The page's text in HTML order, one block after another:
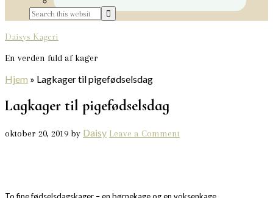
Daisys Kageri
En verden fuld af kager
Hjem » Lagkager til pigefødselsdag
Lagkager til pigefødselsdag
oktober 20, 2019 by Daisy Leave a Comment